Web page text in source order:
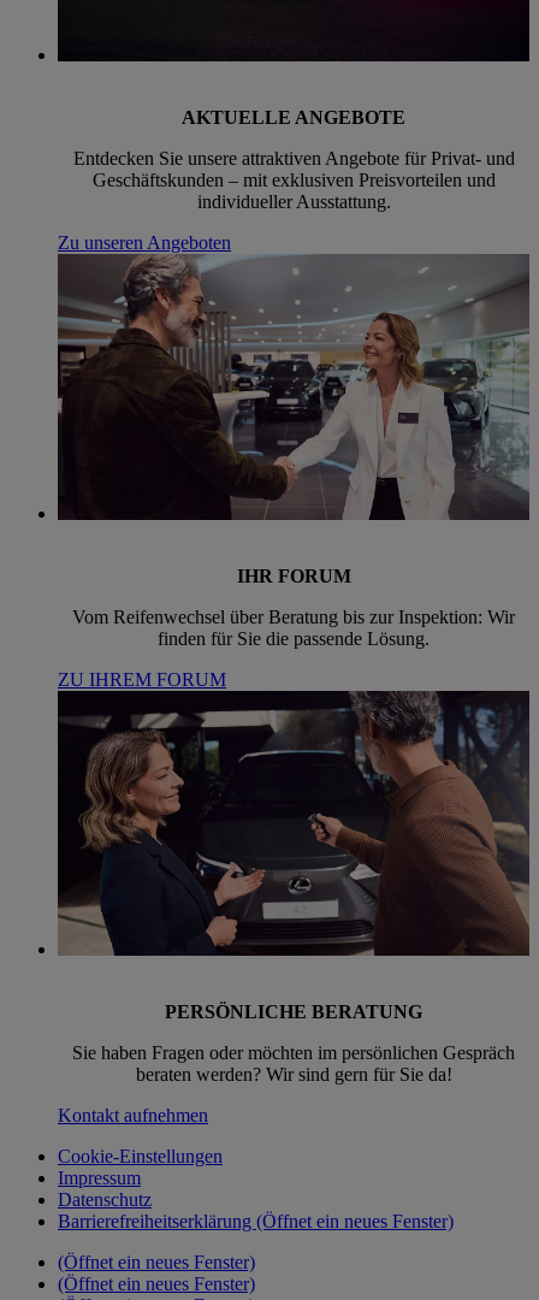
AKTUELLE ANGEBOTE
Entdecken Sie unsere attraktiven Angebote für Privat- und
Geschäftskunden – mit exklusiven Preisvorteilen und
individueller Ausstattung.
Zu unseren Angeboten
IHR FORUM
Vom Reifenwechsel über Beratung bis zur Inspektion: Wir
finden für Sie die passende Lösung.
ZU IHREM FORUM
PERSÖNLICHE BERATUNG
Sie haben Fragen oder möchten im persönlichen Gespräch
beraten werden? Wir sind gern für Sie da!
Kontakt aufnehmen
Cookie-Einstellungen
Impressum
Datenschutz
Barrierefreiheitserklärung (Öffnet ein neues Fenster)
(Öffnet ein neues Fenster)
(Öffnet ein neues Fenster)